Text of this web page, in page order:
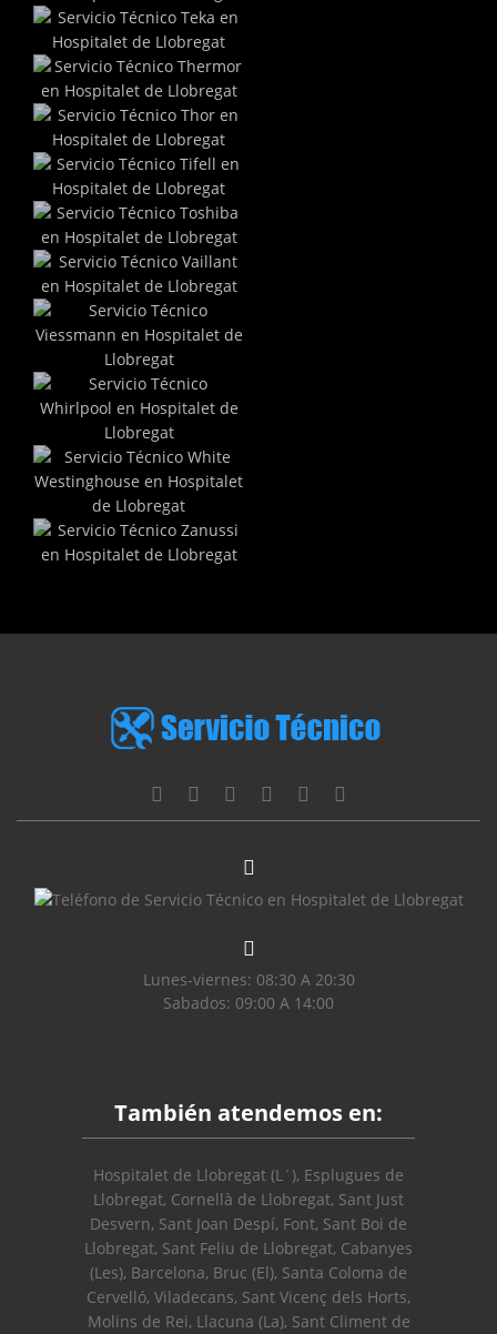
Lunes-viernes: 08:30 A 20:30
Sabados: 09:00 A 14:00
También atendemos en:
Hospitalet de Llobregat (L´), Esplugues de
Llobregat, Cornellà de Llobregat, Sant Just
Desvern, Sant Joan Despí, Font, Sant Boi de
Llobregat, Sant Feliu de Llobregat, Cabanyes
(Les), Barcelona, Bruc (El), Santa Coloma de
Cervelló, Viladecans, Sant Vicenç dels Horts,
Molins de Rei, Llacuna (La), Sant Climent de